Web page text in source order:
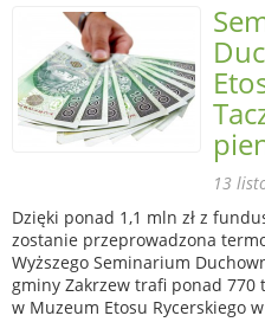
13
Dzięki ponad 1,1 mln zł z
zostanie przeprowadzona
Wyższego Seminarium
gminy Zakrzew trafi ponad 770
w Muzeum Etosu Rycerskiego